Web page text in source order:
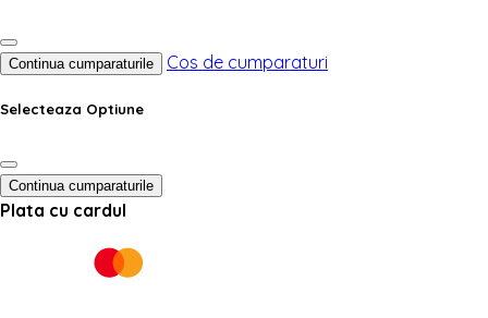
Continua cumparaturile Cos de cumparaturi
Selecteaza Optiune
Continua cumparaturile
Plata cu cardul